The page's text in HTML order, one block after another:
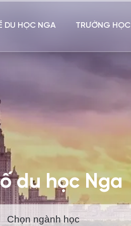
DU HỌC NGA TRƯỜNG HỌC
du học Nga